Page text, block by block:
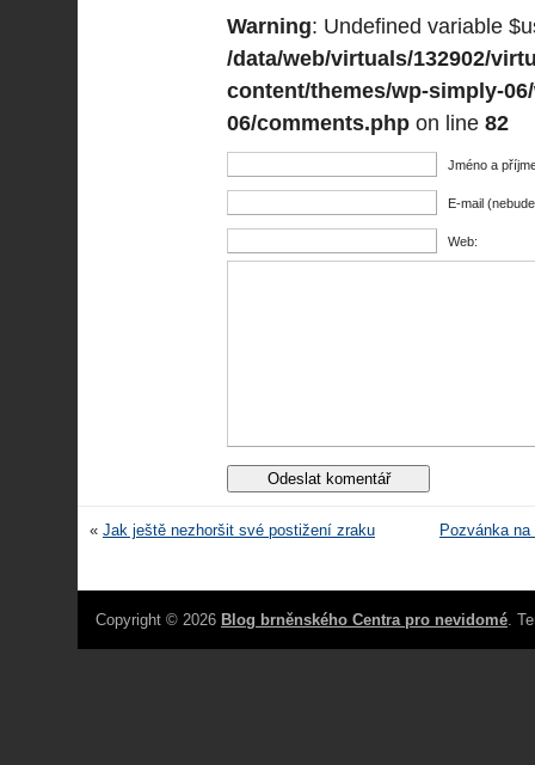
Warning: Undefined variable
/data/web/virtuals/132902/
content/themes/wp-simply-
06/comments.php on line 82
Jméno a
E-mail
Web:
« Jak ještě nezhoršit své postižení zraku Pozvánka
Copyright © 2026 Blog brněnského Centra pro nevidomé.